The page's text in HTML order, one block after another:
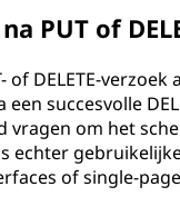
PUT of
DELETE-
succesvolle
vragen om het
of single-